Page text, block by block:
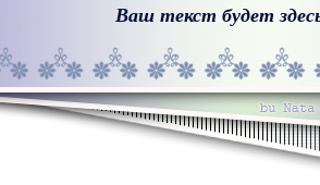
Ваш текст будет